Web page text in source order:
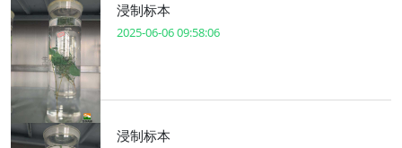
浸制标本
2025-06-06 09:58:06
浸制标本